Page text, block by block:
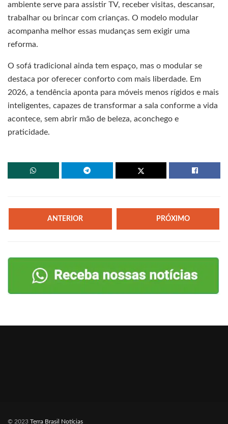
ambiente serve para assistir TV, receber visitas, descansar,
trabalhar ou brincar com crianças. O modelo modular
acompanha melhor essas mudanças sem exigir uma
reforma.
O sofá tradicional ainda tem espaço, mas o modular se
destaca por oferecer conforto com mais liberdade. Em
2026, a tendência aponta para móveis menos rígidos e mais
inteligentes, capazes de transformar a sala conforme a vida
acontece, sem abrir mão de beleza, aconchego e
praticidade.
ANTERIOR PRÓXIMO
© 2023 Terra Brasil Notícias